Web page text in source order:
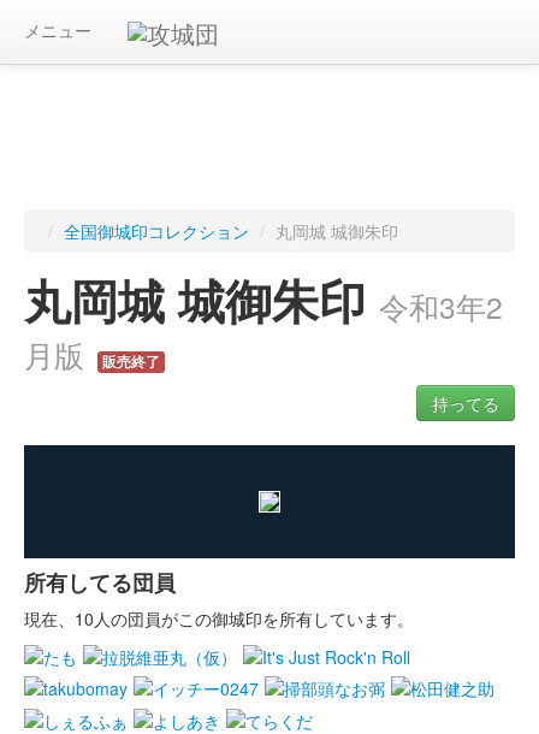
メニュー
/ 全国御城印コレクション / 丸岡城 城御朱印
丸岡城 城御朱印 令和3年2
月版
販売終了
持ってる
所有してる団員
現在、10人の団員がこの御城印を所有しています。